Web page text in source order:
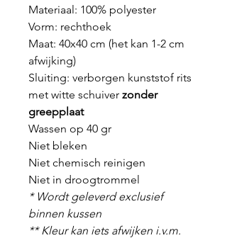
Materiaal: 100% polyester
Vorm: rechthoek
Maat: 40x40 cm (het kan 1-2 cm
afwijking)
Sluiting: verborgen kunststof rits
met witte schuiver zonder
greepplaat
Wassen op 40 gr
Niet bleken
Niet chemisch reinigen
Niet in droogtrommel
* Wordt geleverd exclusief
binnen kussen
** Kleur kan iets afwijken i.v.m.